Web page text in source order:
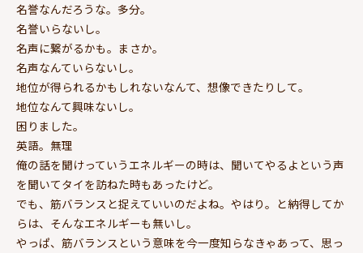
名誉なんだろうな。多分。
名誉いらないし。
名声に繋がるかも。まさか。
名声なんていらないし。
地位が得られるかもしれないなんて、想像できたりして。
地位なんて興味ないし。
困りました。
英語。無理
俺の話を聞けっていうエネルギーの時は、聞いてやるよという声
を聞いてタイを訪ねた時もあったけど。
でも、筋バランスと捉えていいのだよね。やはり。と納得してか
らは、そんなエネルギーも無いし。
やっぱ、筋バランスという意味を今一度知らなきゃあって、思っ